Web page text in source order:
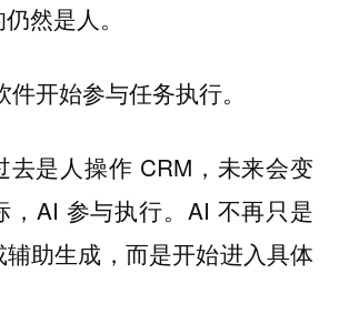
然是人。
开始参与任务执行。
去是人操作 CRM，未来会变
，AI 参与执行。AI 不再只是
助生成，而是开始进入具体